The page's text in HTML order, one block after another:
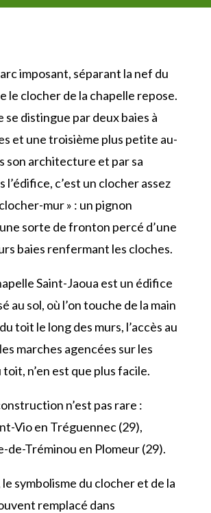
imposant, séparant la nef du
le clocher de la chapelle repose.
se distingue par deux baies à
et une troisième plus petite au-
son architecture et par sa
l’édifice, c’est un clocher assez
mur » : un pignon
sorte de fronton percé d’une
baies renfermant les cloches.
Saint-Jaoua est un édifice
au sol, où l’on touche de la main
toit le long des murs, l’accès au
marches agencées sur les
n’en est que plus facile.
n’est pas rare :
Vio en Tréguennec (29),
de-Tréminou en Plomeur (29).
symbolisme du clocher et de la
remplacé dans